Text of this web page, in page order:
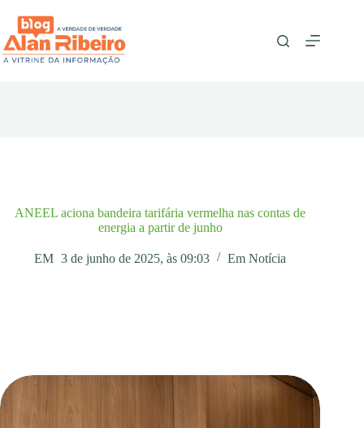
para
conteúdo
ANEEL aciona bandeira tarifária vermelha nas contas de
energia a partir de junho
EM 3 de junho de 2025, às 09:03 Em Notícia